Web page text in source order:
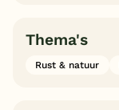
Thema's
Rust & natuur